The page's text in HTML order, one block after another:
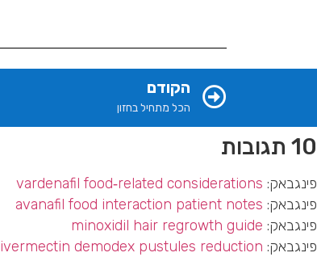
הקודם
הכל מתחיל בחזון
10 תגובות
פינגבאק: vardenafil food‑related considerations
פינגבאק: avanafil food interaction patient notes
פינגבאק: minoxidil hair regrowth guide
פינגבאק: ivermectin demodex pustules reduction